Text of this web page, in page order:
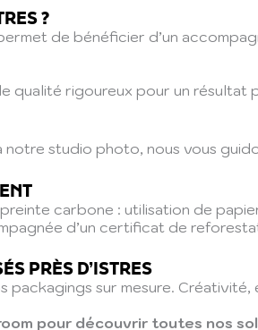
?
de bénéficier d’un
rigoureux pour un résultat
studio photo, nous vous
carbone : utilisation de
d’un certificat de
PRÈS D’ISTRES
packagings sur mesure.
pour découvrir toutes nos